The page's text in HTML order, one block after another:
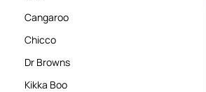
Cangaroo
Chicco
Dr Browns
Kikka Boo